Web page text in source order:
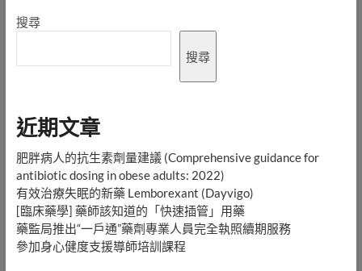
搜尋
搜尋
近期文章
肥胖病人的抗生素劑量建議 (Comprehensive guidance for
antibiotic dosing in obese adults: 2022)
有效治療失眠的新藥 Lemborexant (Dayvigo)
[臨床藥學] 藥師該知道的「快速插管」用藥
藥監局推出“一戶通”藥劑專業人員完全執照續期服務
參加身心健度支援導師培訓課程